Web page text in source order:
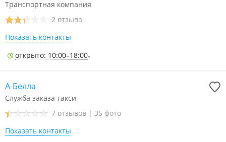
Транспортная компания
2 отзыва
Показать контакты
открыто: 10:00–18:00
А-Белла
Служба заказа такси
7 отзывов | 35 фото
Показать контакты